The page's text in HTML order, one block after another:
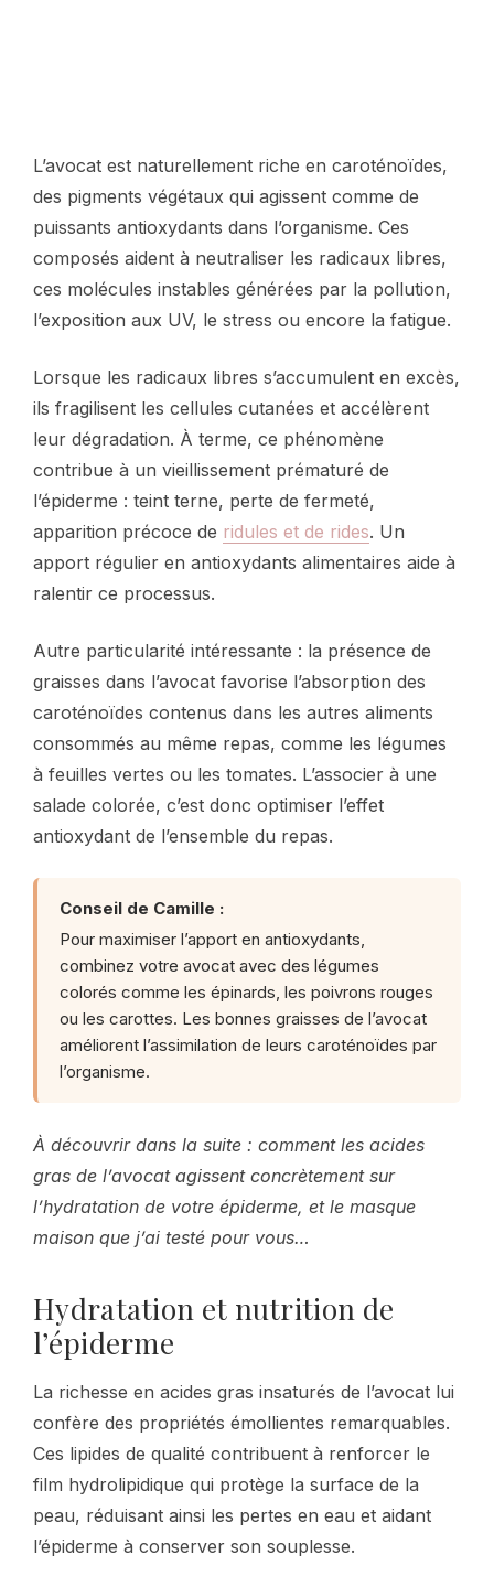
L’avocat est naturellement riche en caroténoïdes,
des pigments végétaux qui agissent comme de
puissants antioxydants dans l’organisme. Ces
composés aident à neutraliser les radicaux libres,
ces molécules instables générées par la pollution,
l’exposition aux UV, le stress ou encore la fatigue.
Lorsque les radicaux libres s’accumulent en excès,
ils fragilisent les cellules cutanées et accélèrent
leur dégradation. À terme, ce phénomène
contribue à un vieillissement prématuré de
l’épiderme : teint terne, perte de fermeté,
apparition précoce de ridules et de rides. Un
apport régulier en antioxydants alimentaires aide à
ralentir ce processus.
Autre particularité intéressante : la présence de
graisses dans l’avocat favorise l’absorption des
caroténoïdes contenus dans les autres aliments
consommés au même repas, comme les légumes
à feuilles vertes ou les tomates. L’associer à une
salade colorée, c’est donc optimiser l’effet
antioxydant de l’ensemble du repas.
Conseil de Camille :
Pour maximiser l’apport en antioxydants,
combinez votre avocat avec des légumes
colorés comme les épinards, les poivrons rouges
ou les carottes. Les bonnes graisses de l’avocat
améliorent l’assimilation de leurs caroténoïdes par
l’organisme.
À découvrir dans la suite : comment les acides
gras de l’avocat agissent concrètement sur
l’hydratation de votre épiderme, et le masque
maison que j’ai testé pour vous…
Hydratation et nutrition de
l’épiderme
La richesse en acides gras insaturés de l’avocat lui
confère des propriétés émollientes remarquables.
Ces lipides de qualité contribuent à renforcer le
film hydrolipidique qui protège la surface de la
peau, réduisant ainsi les pertes en eau et aidant
l’épiderme à conserver son souplesse.